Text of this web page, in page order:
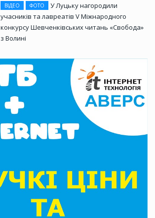
ВІДЕО
ФОТО
У Луцьку нагородили
учасників та лавреатів V Міжнародного
конкурсу Шевченківських читань «Свобода»
з Волині